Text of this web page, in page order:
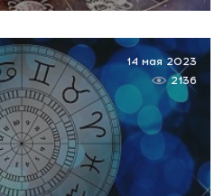
14 мая 2023
2136